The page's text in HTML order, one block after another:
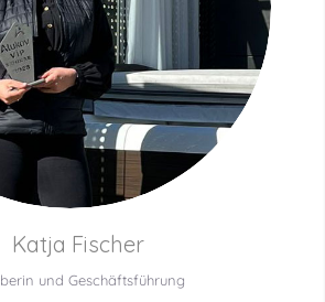
Katja Fischer
und Geschäftsführung